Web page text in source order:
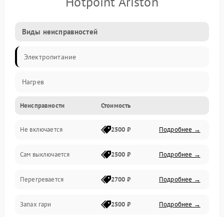
Виды неисправностей
Электропитание
Нагрев
Неисправности Стоимость
Не включается 2500 ₽ Подробнее →
Сам выключается 2500 ₽ Подробнее →
Перегревается 2700 ₽ Подробнее →
Запах гари 2500 ₽ Подробнее →